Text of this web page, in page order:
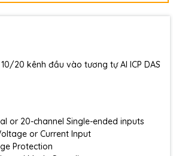
10/20 kênh đầu vào tương tự AI ICP DAS
or 20-channel Single-ended inputs
or Current Input
Protection